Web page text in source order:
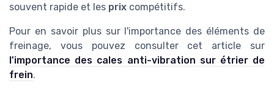
souvent rapide et les prix compétitifs.
Pour en savoir plus sur l'importance des éléments de
freinage, vous pouvez consulter cet article sur
l'importance des cales anti-vibration sur étrier de
frein.